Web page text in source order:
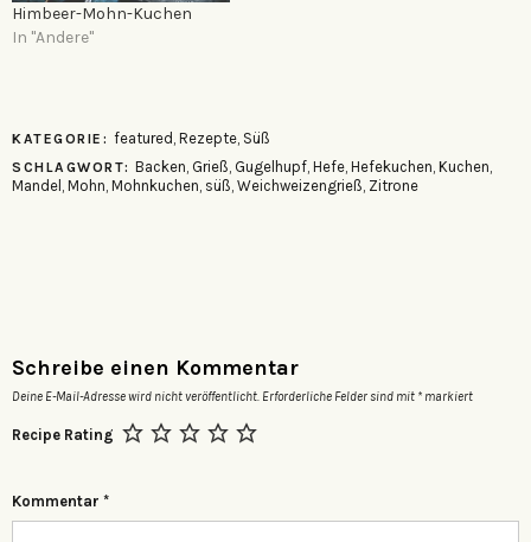
Himbeer-Mohn-Kuchen
In "Andere"
KATEGORIE: featured Rezepte, Süß
SCHLAGWORT: Backen Grieß Gugelhupf Hefe Hefekuchen Kuchen
Mandel Mohn Mohnkuchen süß Weichweizengrieß Zitrone
Schreibe einen Kommentar
Deine E-Mail-Adresse wird nicht veröffentlicht. Erforderliche Felder sind mit * markiert
Recipe Rating
Kommentar *